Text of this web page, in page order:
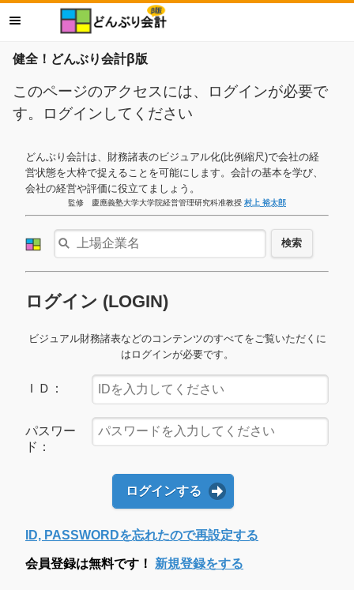
健全！どんぶり会計β版
このページのアクセスには、ログインが必要で
す。ログインしてください
どんぶり会計は、財務諸表のビジュアル化(比例縮尺)で会社の経
営状態を大枠で捉えることを可能にします。会計の基本を学び、
会社の経営や評価に役立てましょう。
監修 慶應義塾大学大学院経営管理研究科准教授 村上 裕太郎
検索
ログイン (LOGIN)
ビジュアル財務諸表などのコンテンツのすべてをご覧いただくに
はログインが必要です。
ＩＤ：
パスワー
ド：
ログインする
ID, PASSWORDを忘れたので再設定する
会員登録は無料です！ 新規登録をする